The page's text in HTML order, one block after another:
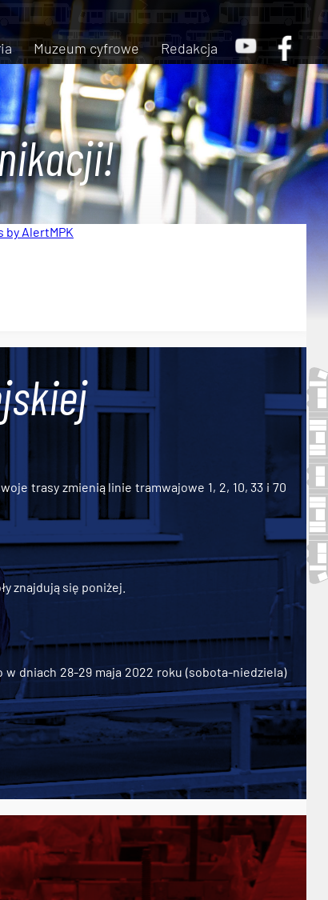
Muzeum cyfrowe Redakcja
by AlertMPK
trasy zmienią linie tramwajowe 1, 2, 10, 33 i 70
znajdują się poniżej.
dniach 28-29 maja 2022 roku (sobota-niedziela)